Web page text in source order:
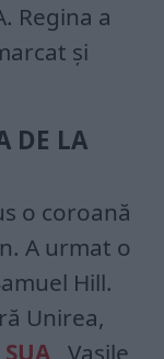
Regina a
și
DE LA
o coroană
A urmat o
Hill.
Unirea,
SUA , Vasile